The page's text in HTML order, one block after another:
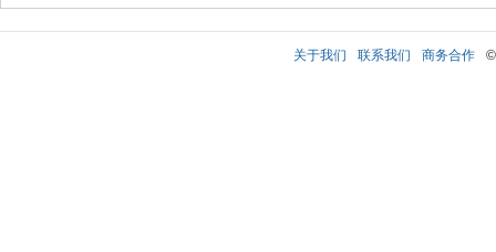
关于我们 联系我们 商务合作